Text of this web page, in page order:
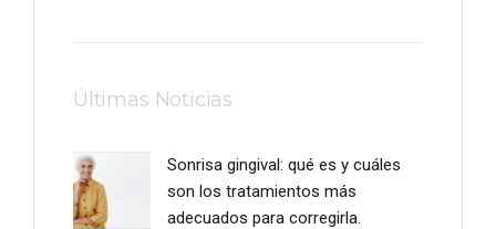
Últimas Noticias
Sonrisa gingival: qué es y cuáles
son los tratamientos más
adecuados para corregirla.